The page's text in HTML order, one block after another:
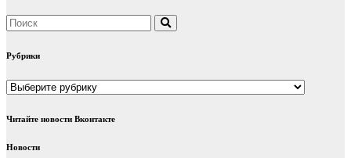
Рубрики
Рубрики
Читайте новости Вконтакте
Новости